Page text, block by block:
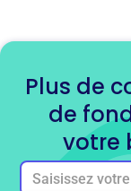
Plus de
de
votre